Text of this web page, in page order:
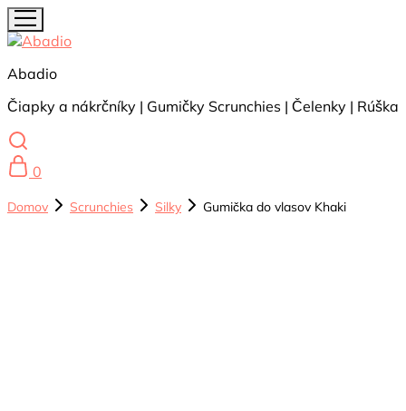
Abadio
Čiapky a nákrčníky | Gumičky Scrunchies | Čelenky | Rúška
0
Domov Scrunchies Silky Gumička do vlasov Khaki